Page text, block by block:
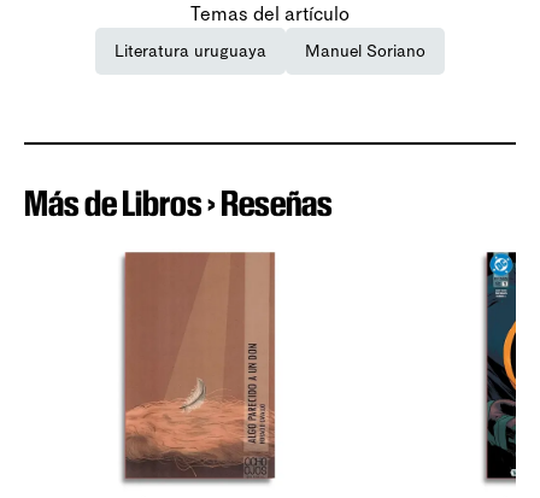
Temas del artículo
Literatura uruguaya Manuel Soriano
Más de Libros › Reseñas